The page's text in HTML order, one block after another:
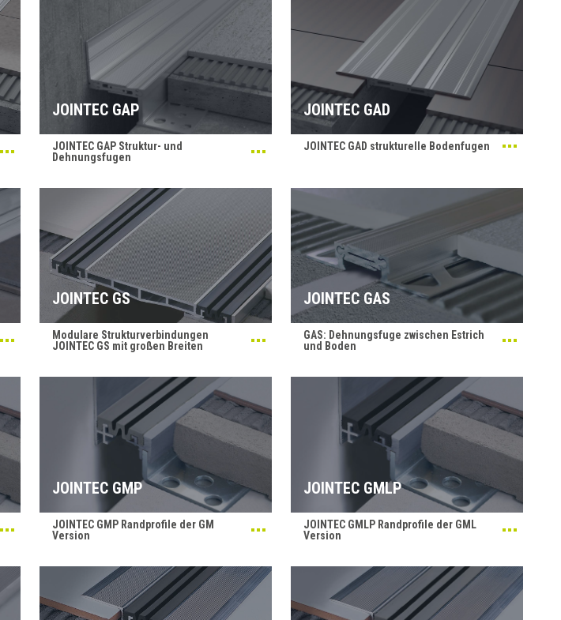
JOINTEC GAP
JOINTEC GAP Struktur- und
Dehnungsfugen
JOINTEC GAD
JOINTEC GAD strukturelle Bodenfugen
JOINTEC GS
Modulare Strukturverbindungen
JOINTEC GS mit großen Breiten
JOINTEC GAS
GAS: Dehnungsfuge zwischen Estrich
und Boden
JOINTEC GMP
JOINTEC GMP Randprofile der GM
Version
JOINTEC GMLP
JOINTEC GMLP Randprofile der GML
Version